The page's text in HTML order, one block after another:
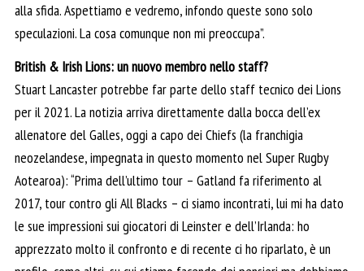
alla sfida. Aspettiamo e vedremo, infondo queste sono solo
speculazioni. La cosa comunque non mi preoccupa”.
British & Irish Lions: un nuovo membro nello staff?
Stuart Lancaster potrebbe far parte dello staff tecnico dei Lions
per il 2021. La notizia arriva direttamente dalla bocca dell’ex
allenatore del Galles, oggi a capo dei Chiefs (la franchigia
neozelandese, impegnata in questo momento nel Super Rugby
Aotearoa): “Prima dell’ultimo tour – Gatland fa riferimento al
2017, tour contro gli All Blacks – ci siamo incontrati, lui mi ha dato
le sue impressioni sui giocatori di Leinster e dell’Irlanda: ho
apprezzato molto il confronto e di recente ci ho riparlato, è un